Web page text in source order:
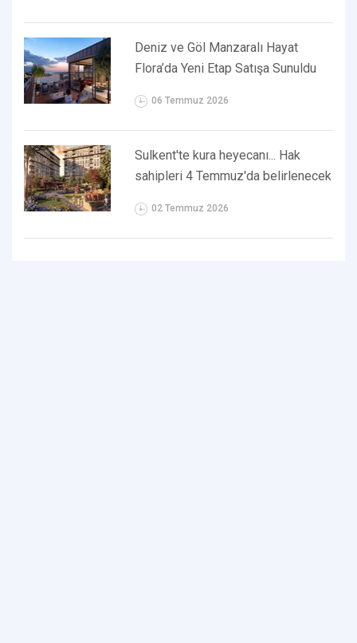
Deniz ve Göl Manzaralı Hayat
Flora’da Yeni Etap Satışa Sunuldu
06 Temmuz 2026
Sulkent'te kura heyecanı... Hak
sahipleri 4 Temmuz'da belirlenecek
02 Temmuz 2026